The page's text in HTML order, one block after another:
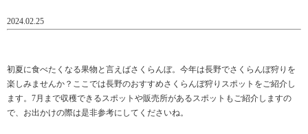
2024.02.25
初夏に食べたくなる果物と言えばさくらんぼ。今年は長野でさくらんぼ狩りを
楽しみませんか？ここでは長野のおすすめさくらんぼ狩りスポットをご紹介し
ます。7月まで収穫できるスポットや販売所があるスポットもご紹介しますの
で、お出かけの際は是非参考にしてくださいね。